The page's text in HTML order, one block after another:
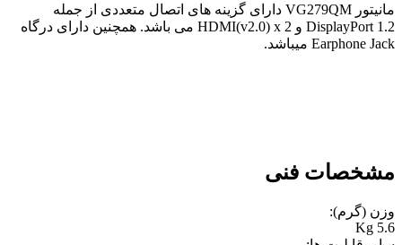
مانیتور VG279QM دارای گزینه های اتصال متعددی از جمله
DisplayPort 1.2 و HDMI(v2.0) x 2 می باشد. همچنین دارای درگاه
Earphone Jack میباشد.
مشخصات فنی
وزن (گرم):
5.6 Kg